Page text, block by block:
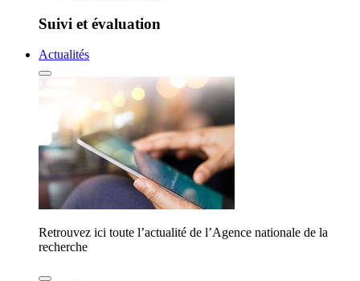
Suivi et évaluation
Actualités
Retrouvez ici toute l’actualité de l’Agence nationale de la
recherche